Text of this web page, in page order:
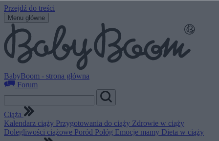
Przejdź do treści
Menu główne
BabyBoom - strona główna
Forum
Ciąża
Kalendarz ciąży Przygotowania do ciąży Zdrowie w ciąży
Dolegliwości ciążowe Poród Połóg Emocje mamy Dieta w ciąży